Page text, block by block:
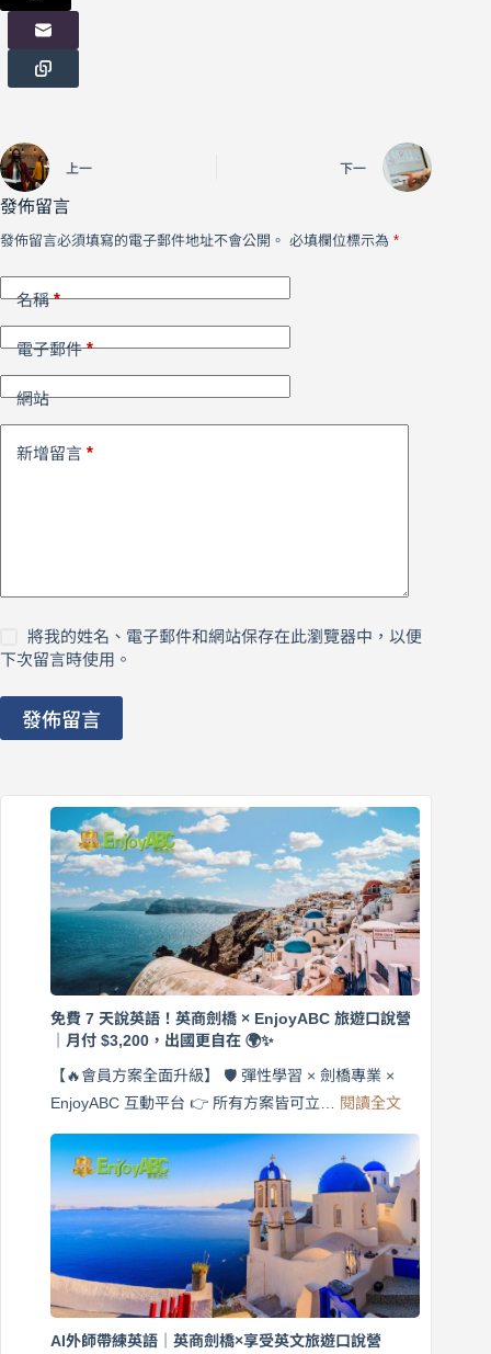
上一 下一
發佈留言
發佈留言必須填寫的電子郵件地址不會公開。 必填欄位標示為 *
名稱*
電子郵件*
網站
新增留言 *
將我的姓名、電子郵件和網站保存在此瀏覽器中，以便
下次留言時使用。
發佈留言
免費 7 天說英語！英商劍橋 × EnjoyABC 旅遊口說營
｜月付 $3,200，出國更自在 🌍✨
【🔥會員方案全面升級】 🛡️ 彈性學習 × 劍橋專業 ×
EnjoyABC 互動平台 👉 所有方案皆可立… 閱讀全文:
天
說
英
語！
英
商
劍
AI外師帶練英語｜英商劍橋×享受英文旅遊口說營